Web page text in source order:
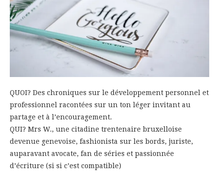
QUOI? Des chroniques sur le développement personnel et
professionnel racontées sur un ton léger invitant au
partage et à l’encouragement.
QUI? Mrs W., une citadine trentenaire bruxelloise
devenue genevoise, fashionista sur les bords, juriste,
auparavant avocate, fan de séries et passionnée
d’écriture (si si c’est compatible)